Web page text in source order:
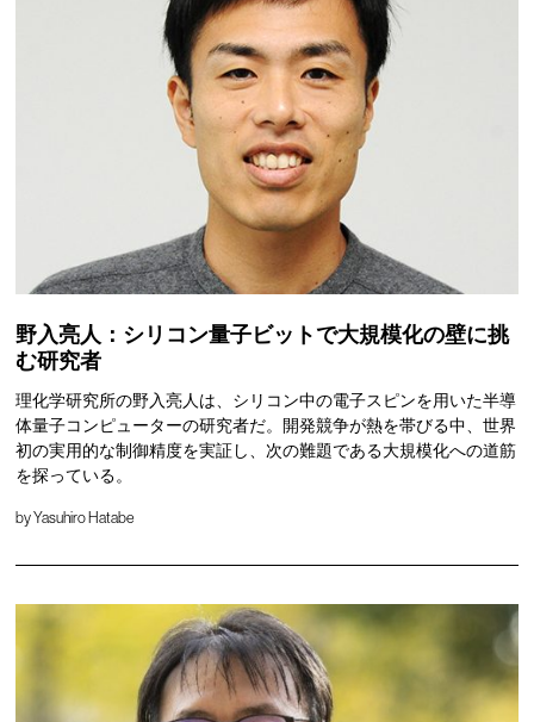
野入亮人：シリコン量子ビットで大規模化の壁に挑
む研究者
理化学研究所の野入亮人は、シリコン中の電子スピンを用いた半導
体量子コンピューターの研究者だ。開発競争が熱を帯びる中、世界
初の実用的な制御精度を実証し、次の難題である大規模化への道筋
を探っている。
byYasuhiro Hatabe